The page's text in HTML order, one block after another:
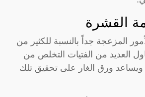
القشرة
المزعجة جداً بالنسبة للكثير من
العديد من الفتيات التخلص من
ويساعد ورق الغار على تحقيق تلك